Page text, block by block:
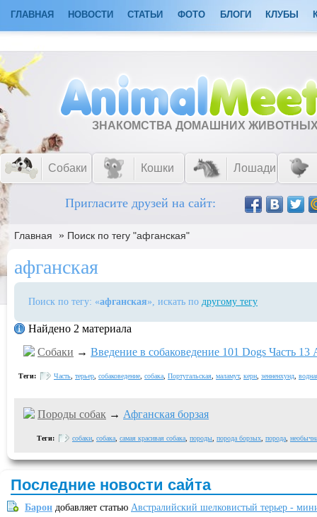
ГЛАВНАЯ НОВОСТИ СТАТЬИ ФОТО БЛОГИ КЛУБЫ
ЗНАКОМСТВА ДОМАШНИХ
Собаки Кошки Лошади
Пригласите друзей на сайт:
Главная » Поиск по тегу "афганская"
афганская
Поиск по тегу: «афганская», искать по другому тегу
Найдено 2 материала
Собаки → Введение в собаковедение 101 Dogs Часть 13
Теги: Часть терьер собаковедение собака Португальская маламут, керн зенненхунд
Породы собак → Афганская борзая
Теги: собаки собака самая красивая собака породы порода борзых порода
Последние новости сайта
Барон добавляет статью Австралийский шелковистый терьер -